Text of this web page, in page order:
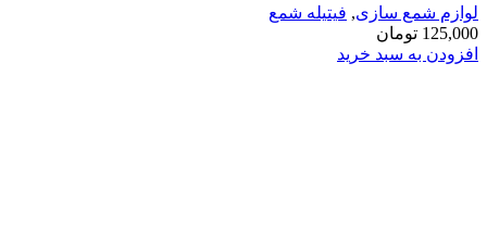
لوازم شمع سازی, فیتیله شمع
125,000 تومان
افزودن به سبد خرید